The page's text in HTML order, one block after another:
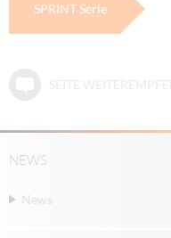
SPRINT Serie
NEWS
News